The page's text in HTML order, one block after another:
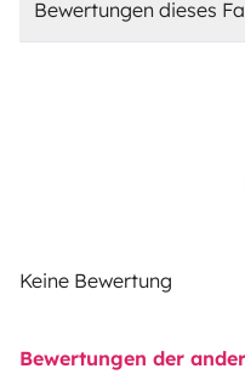
Bewertungen dieses
Keine Bewertung
Bewertungen der